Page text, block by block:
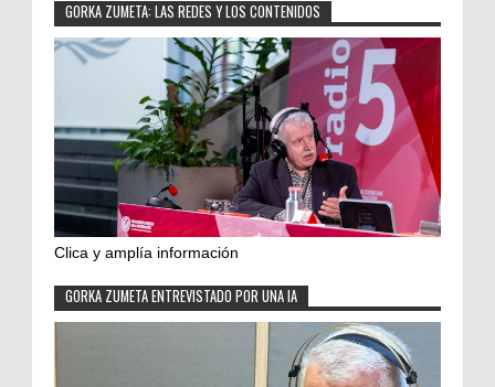
GORKA ZUMETA: LAS REDES Y LOS CONTENIDOS
Clica y amplía información
GORKA ZUMETA ENTREVISTADO POR UNA IA